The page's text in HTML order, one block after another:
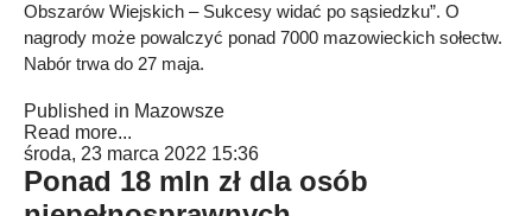
Obszarów Wiejskich – Sukcesy widać po sąsiedzku”. O
nagrody może powalczyć ponad 7000 mazowieckich sołectw.
Nabór trwa do 27 maja.
Published in Mazowsze
Read more...
środa, 23 marca 2022 15:36
Ponad 18 mln zł dla osób